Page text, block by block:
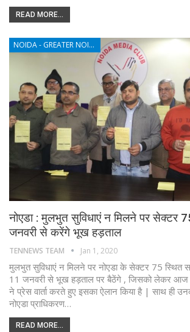
READ MORE...
NOIDA - GREATER NOIDA - YAMUNA EXPRESSWAY
नोएडा : मुलभुत सुविधाएं न मिलने पर सेक्टर
जनवरी से करेंगे भूख हड़ताल
TENNEWS TEAM Jan 1, 2020
मुलभुत सुविधाएं न मिलने पर नोएडा के सेक्टर 75 स्थित
11 जनवरी से भूख हड़ताल पर बैठेंगे , जिसको लेकर आज
ने प्रेस वार्ता करते हुए इसका ऐलान किया है | साथ ही
नोएडा प्राधिकरण…
READ MORE...